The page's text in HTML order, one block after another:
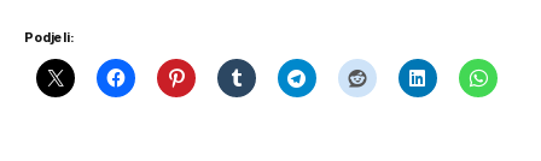
Podjeli: